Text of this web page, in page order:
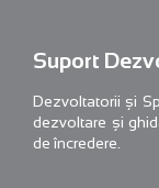
Suport
Dezvoltatorii și
dezvoltare și
de încredere.